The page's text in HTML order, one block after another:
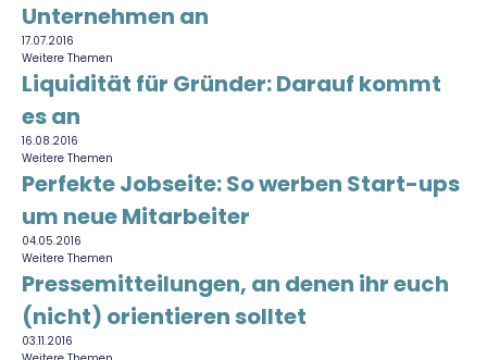
Unternehmen an
17.07.2016
Weitere Themen
Liquidität für Gründer: Darauf kommt
es an
16.08.2016
Weitere Themen
Perfekte Jobseite: So werben Start-ups
um neue Mitarbeiter
04.05.2016
Weitere Themen
Pressemitteilungen, an denen ihr euch
(nicht) orientieren solltet
03.11.2016